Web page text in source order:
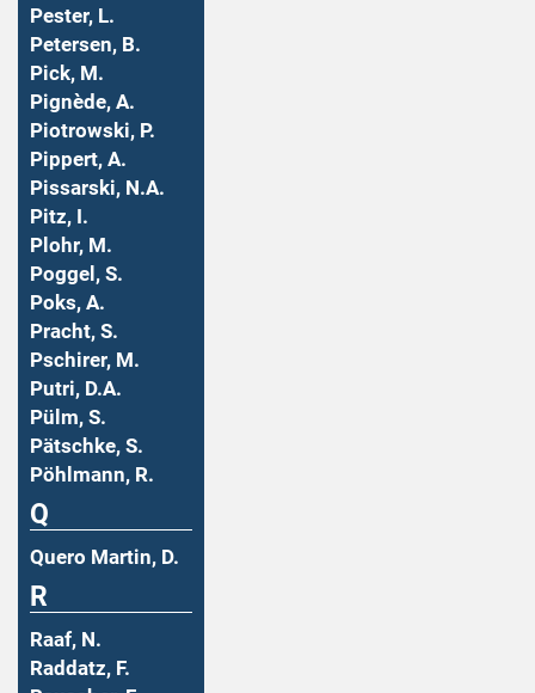
Pester, L.
Petersen, B.
Pick, M.
Pignède, A.
Piotrowski, P.
Pippert, A.
Pissarski, N.A.
Pitz, I.
Plohr, M.
Poggel, S.
Poks, A.
Pracht, S.
Pschirer, M.
Putri, D.A.
Pülm, S.
Pätschke, S.
Pöhlmann, R.
Q
Quero Martin, D.
R
Raaf, N.
Raddatz, F.